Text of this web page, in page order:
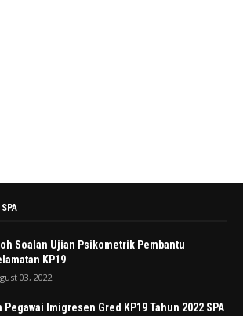
Soalan Ujian Psikometrik Pembantu
KP19
03, 2022
Pegawai Imigresen Gred KP19 Tahun 2022 SPA